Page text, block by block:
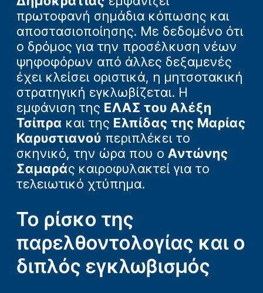
πρωτοφανή σημάδια κόπωσης και
αποστασιοποίησης. Με δεδομένο ότι
ο δρόμος για την προσέλκυση νέων
ψηφοφόρων από άλλες δεξαμενές
έχει κλείσει οριστικά, η μητσοτακική
στρατηγική εγκλωβίζεται. Η
εμφάνιση της ΕΛΑΣ του Αλέξη
Τσίπρα και της Ελπίδας της Μαρίας
Καρυστιανού περιπλέκει το
σκηνικό, την ώρα που ο Αντώνης
Σαμαράς καιροφυλακτεί για το
τελειωτικό χτύπημα.
Το ρίσκο της
παρελθοντολογίας και ο
διπλός εγκλωβισμός